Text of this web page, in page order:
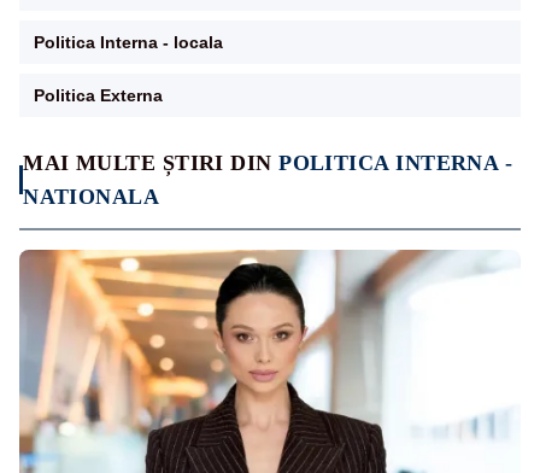
MAI MULTE ȘTIRI DINPOLITICA INTERNA -
NATIONALA
Politica Interna - locala
Politica Externa